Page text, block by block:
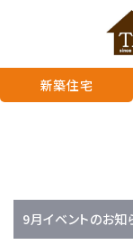
新築住宅
9月イベントのお知